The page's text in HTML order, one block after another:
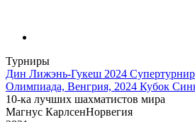
Турниры
Дин Лижэнь-Гукеш 2024
Олимпиада, Венгрия, 2024 Кубок
10-ка лучших шахматистов мира
Магнус КарлсенНорвегия